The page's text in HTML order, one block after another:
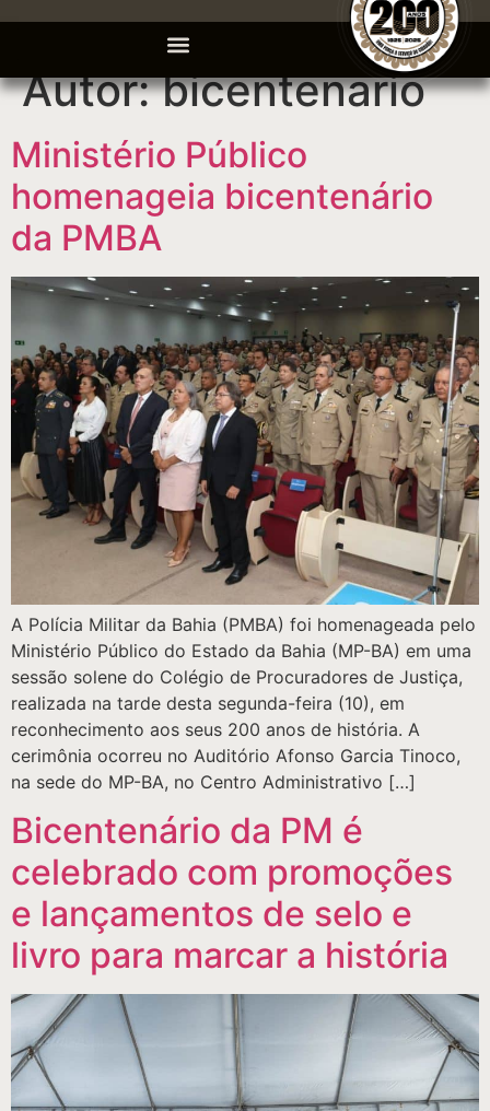
Autor:bicentenario
Ministério Público
homenageia bicentenário
da PMBA
A Polícia Militar da Bahia (PMBA) foi homenageada pelo
Ministério Público do Estado da Bahia (MP-BA) em uma
sessão solene do Colégio de Procuradores de Justiça,
realizada na tarde desta segunda-feira (10), em
reconhecimento aos seus 200 anos de história. A
cerimônia ocorreu no Auditório Afonso Garcia Tinoco,
na sede do MP-BA, no Centro Administrativo […]
Bicentenário da PM é
celebrado com promoções
e lançamentos de selo e
livro para marcar a história